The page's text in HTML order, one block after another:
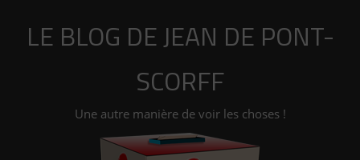
LE BLOG DE JEAN DE PONT-
SCORFF
Une autre manière de voir les choses !